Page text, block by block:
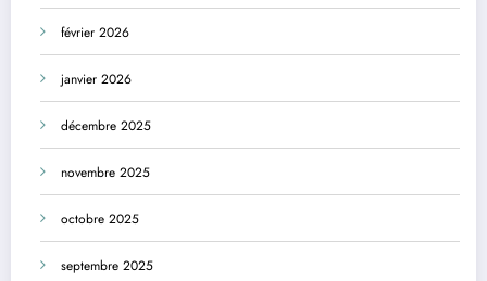
février 2026
janvier 2026
décembre 2025
novembre 2025
octobre 2025
septembre 2025